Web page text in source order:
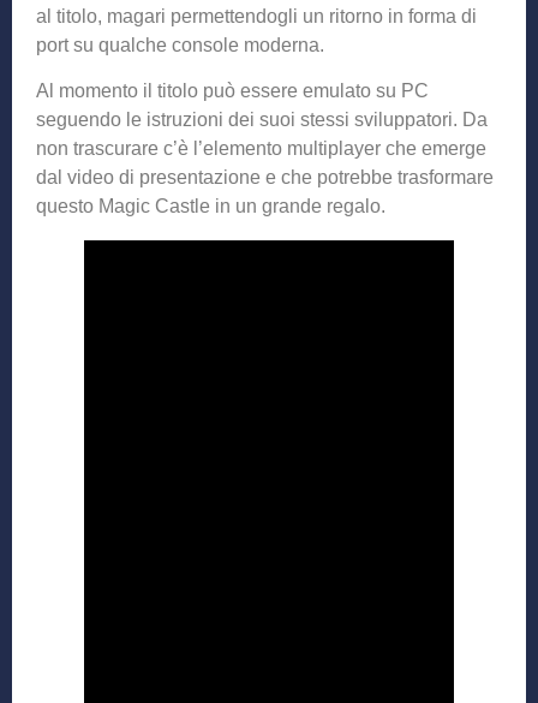
al titolo, magari permettendogli un ritorno in forma di
port su qualche console moderna.
Al momento il titolo può essere emulato su PC
seguendo le istruzioni dei suoi stessi sviluppatori. Da
non trascurare c’è l’elemento multiplayer che emerge
dal video di presentazione e che potrebbe trasformare
questo Magic Castle in un grande regalo.